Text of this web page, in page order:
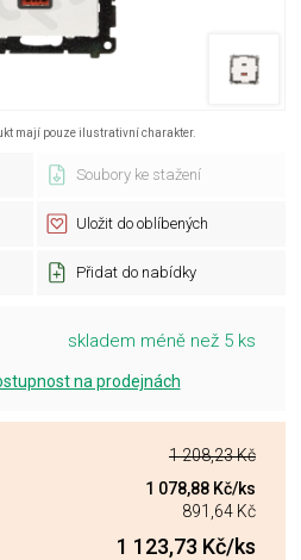
mají pouze ilustrativní charakter.
Soubory ke stažení
Uložit do oblíbených
Přidat do nabídky
skladem méně než 5 ks
na prodejnách
1 208,23 Kč
1 078,88 Kč/ks
891,64 Kč
1 123,73 Kč/ks